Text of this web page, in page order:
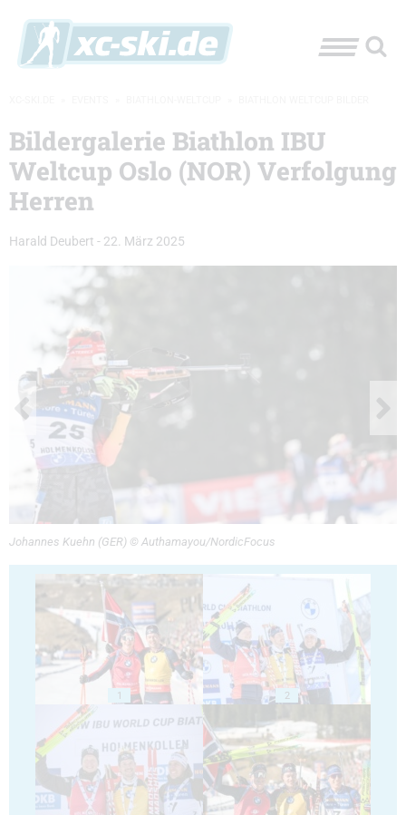
Bildergalerie Biathlon IBU
Weltcup Oslo (NOR) Verfolgung
Herren
Harald Deubert - 22. März 2025
Johannes Kuehn (GER) © Authamayou/NordicFocus
1 2